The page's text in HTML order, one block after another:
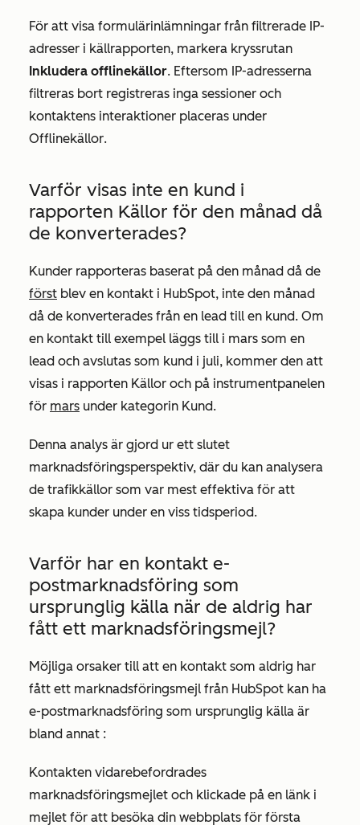
För att visa formulärinlämningar från filtrerade IP-
adresser i källrapporten, markera kryssrutan
Inkludera offlinekällor. Eftersom IP-adresserna
filtreras bort registreras inga sessioner och
kontaktens interaktioner placeras under
Offlinekällor.
Varför visas inte en kund i
rapporten Källor för den månad då
de konverterades?
Kunder rapporteras baserat på den månad då de
först blev en kontakt i HubSpot, inte den månad
då de konverterades från en lead till en kund. Om
en kontakt till exempel läggs till i mars som en
lead och avslutas som kund i juli, kommer den att
visas i rapporten Källor och på instrumentpanelen
för mars under kategorin Kund.
Denna analys är gjord ur ett slutet
marknadsföringsperspektiv, där du kan analysera
de trafikkällor som var mest effektiva för att
skapa kunder under en viss tidsperiod.
Varför har en kontakt e-
postmarknadsföring som
ursprunglig källa när de aldrig har
fått ett marknadsföringsmejl?
Möjliga orsaker till att en kontakt som aldrig har
fått ett marknadsföringsmejl från HubSpot kan ha
e-postmarknadsföring som ursprunglig källa är
bland annat :
Kontakten vidarebefordrades
marknadsföringsmejlet och klickade på en länk i
mejlet för att besöka din webbplats för första